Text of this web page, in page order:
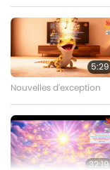
1:20:49
5:29
Nouvelles d'exception
32:19